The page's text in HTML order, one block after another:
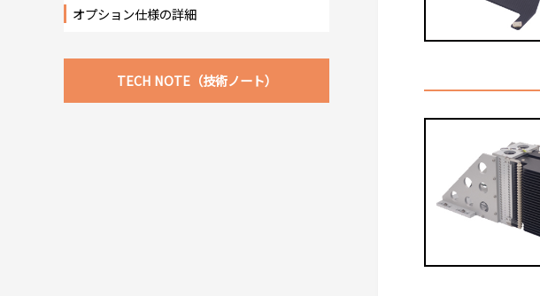
オプション仕様の詳細
TECH NOTE（技術ノート）